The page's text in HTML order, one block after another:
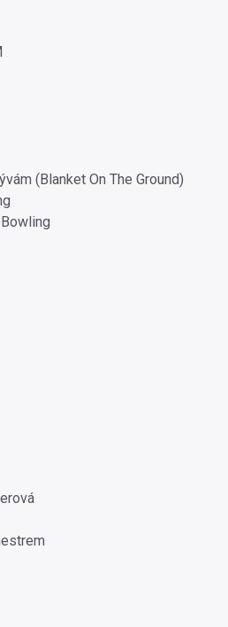
(Blanket On The Ground)